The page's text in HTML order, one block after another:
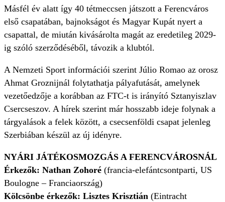
Másfél év alatt így 40 tétmeccsen játszott a Ferencváros
első csapatában, bajnokságot és Magyar Kupát nyert a
csapattal, de miután kivásárolta magát az eredetileg 2029-
ig szóló szerződéséből, távozik a klubtól.
A Nemzeti Sport információi szerint Júlio Romao az orosz
Ahmat Groznijnál folytathatja pályafutását, amelynek
vezetőedzője a korábban az FTC-t is irányító Sztanyiszlav
Csercseszov. A hírek szerint már hosszabb ideje folynak a
tárgyalások a felek között, a csecsenföldi csapat jelenleg
Szerbiában készül az új idényre.
NYÁRI JÁTÉKOSMOZGÁS A FERENCVÁROSNÁL
Érkezők: Nathan Zohoré (francia-elefántcsontparti, US
Boulogne – Franciaország)
Kölcsönbe érkezők: Lisztes Krisztián (Eintracht